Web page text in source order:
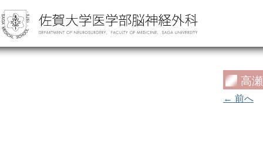
高
← 前へ